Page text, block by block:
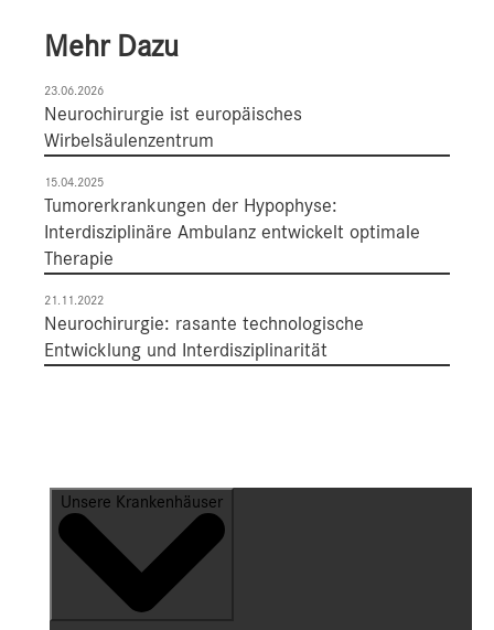
Mehr Dazu
23.06.2026
Neurochirurgie ist europäisches
Wirbelsäulenzentrum
15.04.2025
Tumorerkrankungen der Hypophyse:
Interdisziplinäre Ambulanz entwickelt optimale
Therapie
21.11.2022
Neurochirurgie: rasante technologische
Entwicklung und Interdisziplinarität
Unsere Krankenhäuser